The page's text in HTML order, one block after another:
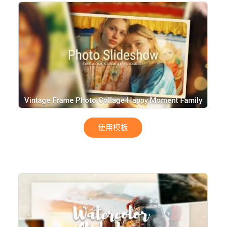
Vintage Frame Photo Collage Happy Moment Family
Travel Birthday Love Slideshow
使用模板